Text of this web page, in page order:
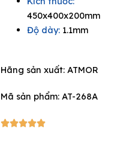
3.960.000₫.
450x400x200mm
Độ dày:1.1mm
Hãng sản xuất: ATMOR
Mã sản phẩm: AT-268A
5/5